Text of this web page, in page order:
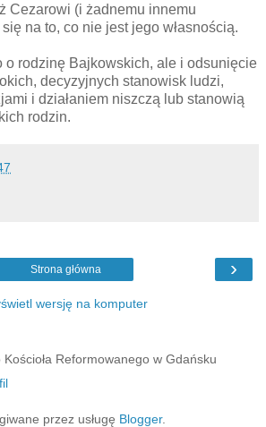
Cezarowi (i żadnemu innemu
na to, co nie jest jego własnością.
o rodzinę Bajkowskich, ale i odsunięcie
decyzyjnych stanowisk ludzi,
i działaniem niszczą lub stanowią
rodzin.
›
Strona główna
wersję na komputer
Reformowanego w Gdańsku
przez usługę Blogger.